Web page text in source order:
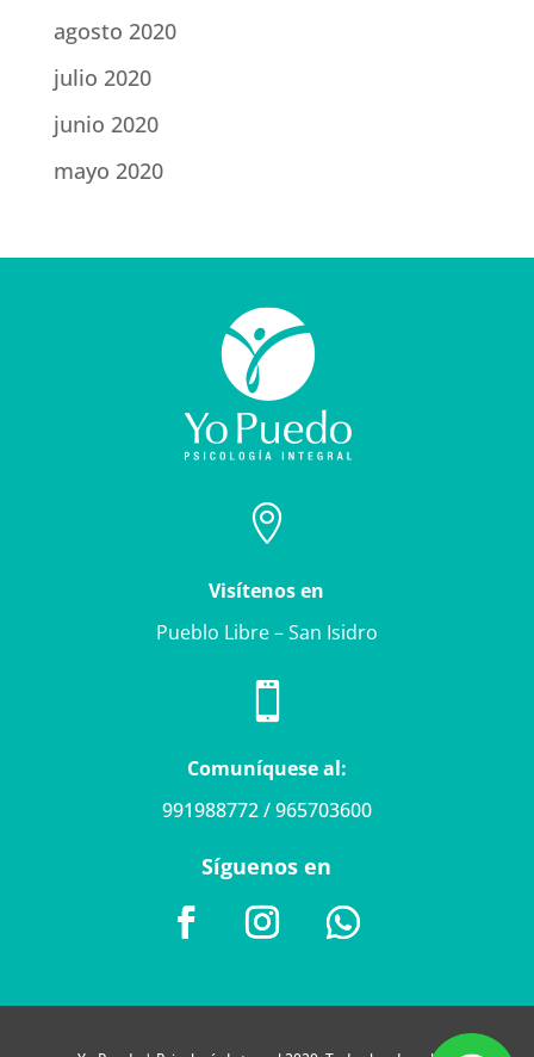
agosto 2020
julio 2020
junio 2020
mayo 2020

Visítenos en
Pueblo Libre – San Isidro

Comuníquese al:
991988772 / 965703600
Síguenos en